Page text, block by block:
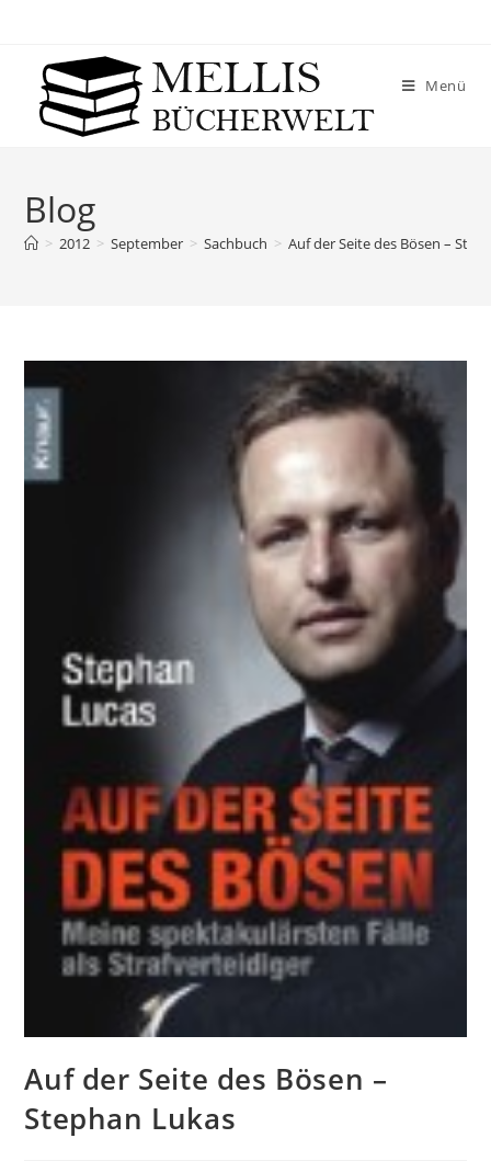
Menü
Blog
> 2012 > September > Sachbuch > Auf der Seite des Bösen –
Auf der Seite des Bösen –
Stephan Lukas